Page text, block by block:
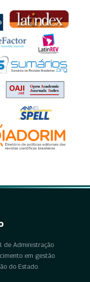
de Administração
em gestão
do Estado.